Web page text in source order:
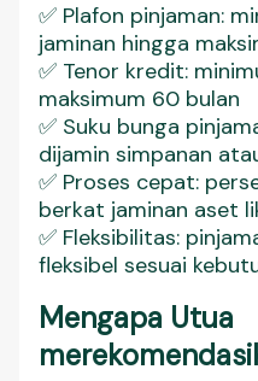
✅ Plafon pinjaman:
jaminan hingga
✅ Tenor kredit:
maksimum 60 bulan
✅ Suku bunga
dijamin simpanan
✅ Proses cepat:
berkat jaminan aset
✅ Fleksibilitas:
fleksibel sesuai
Mengapa Utua